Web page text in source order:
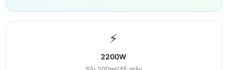
⚡
2200W